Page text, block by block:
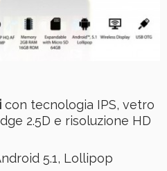
con tecnologia IPS, vetro
2.5D e risoluzione HD
5.1, Lollipop